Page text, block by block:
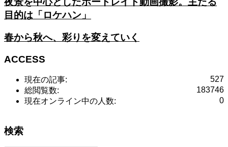
目的は「ロケハン」
春から秋へ、彩りを変えていく
ACCESS
527
現在の記事:
183746
総閲覧数:
0
現在オンライン中の人数:
検索